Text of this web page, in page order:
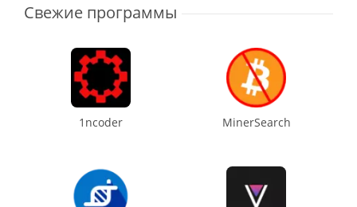
Свежие программы
1ncoder MinerSearch